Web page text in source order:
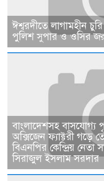
ঈশ্বরদীতে লাগামহীন
পুলিশ সুপার ও ওসির
বাংলাদেশসহ বাসযোগ্য
অক্সিজেন ফ্যাক্টরী
বিএনপির কেন্দ্রিয় নেতা
সিরাজুল ইসলাম সরদার